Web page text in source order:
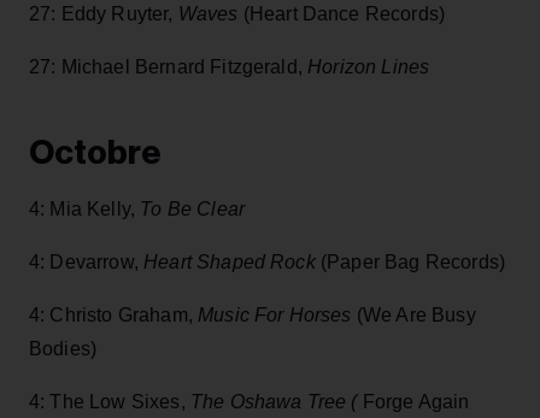
27: Eddy Ruyter, Waves (Heart Dance Records)
27: Michael Bernard Fitzgerald, Horizon Lines
Octobre
4: Mia Kelly, To Be Clear
4: Devarrow, Heart Shaped Rock (Paper Bag Records)
4: Christo Graham, Music For Horses (We Are Busy
Bodies)
4: The Low Sixes, The Oshawa Tree (Forge Again